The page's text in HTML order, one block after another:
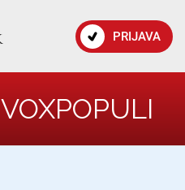
PRIJAVA
VOXPOPULI